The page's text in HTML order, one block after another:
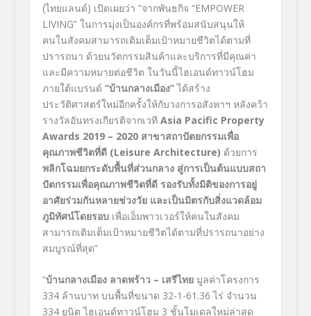
(ไทยแลนด์) เปิดเผยว่า “จากพันธกิจ “EMPOWER
LIVING” ในการมุ่งเป็นองค์กรที่พร้อมสนับสนุนให้
คนในสังคมสามารถเติมเต็มเป้าหมายชีวิตได้ตามที่
ปรารถนา ด้วยนวัตกรรมสินค้าและบริการที่มีคุณค่า
และมีความหมายต่อชีวิต ในวันนี้ไฮเอนด์ทาวน์โฮม
ภายใต้แบรนด์ “บ้านกลางเมือง” ได้สร้าง
ประวัติศาสตร์ใหม่อีกครั้งให้กับวงการอสังหาฯ หลังคว้า
รางวัลอันทรงเกียรติจากเวที Asia Pacific Property
Awards 2019 – 2020 สาขาสถาปัตยกรรมเพื่อ
คุณภาพชีวิตที่ดี (Leisure Architecture) ด้วยการ
พลิกโฉมยกระดับพื้นที่ส่วนกลาง สู่การเป็นต้นแบบสถา
ปัตกรรมเพื่อคุณภาพชีวิตที่ดี รองรับทั้งมิติของการอยู่
อาศัยร่วมกันหลายช่วงวัย และเป็นมิตรกับสิ่งแวดล้อม
ภูมิทัศน์โดยรอบ เพื่อเอ็มพาวเวอร์ให้คนในสังคม
สามารถเติมเต็มเป้าหมายชีวิตได้ตามที่ปรารถนาอย่าง
สมบูรณ์ที่สุด”
“บ้านกลางเมือง ลาดพร้าว – เสรีไทยมูลค่าโครงการ
334 ล้านบาท บนพื้นที่ขนาด 32-1-61.36 ไร่ จำนวน
334ยูนิต ไฮเอนด์ทาวน์โฮม 3 ชั้นโมเดลใหม่ล่าสุด